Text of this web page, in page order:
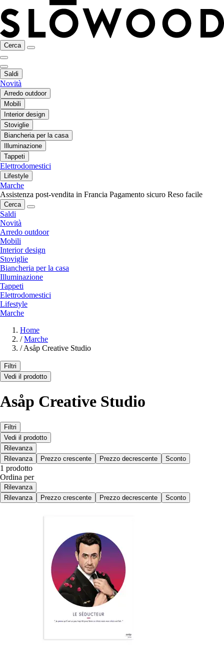
Cerca
Saldi
Novità
Arredo outdoor
Mobili
Interior design
Stoviglie
Biancheria per la casa
Illuminazione
Tappeti
Elettrodomestici
Lifestyle
Marche
Assistenza post-vendita in Francia Pagamento sicuro Reso facile
Cerca
Saldi
Novità
Arredo outdoor
Mobili
Interior design
Stoviglie
Biancheria per la casa
Illuminazione
Tappeti
Elettrodomestici
Lifestyle
Marche
Home
/ Marche
/ Asåp Creative Studio
Filtri
Vedi il prodotto
Asåp Creative Studio
Filtri
Vedi il prodotto
Rilevanza
Rilevanza
Prezzo crescente Prezzo decrescente Sconto
1 prodotto
Ordina per
Rilevanza
Rilevanza
Prezzo crescente Prezzo decrescente Sconto